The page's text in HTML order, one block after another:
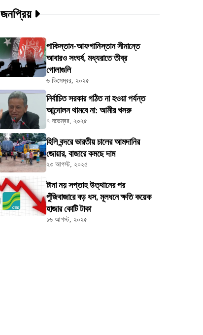
জনপ্রিয়
পাকিস্তান-আফগানিস্তান সীমান্তে
আবারও সংঘর্ষ, মধ্যরাতে তীব্র
গোলাগুলি
৬ ডিসেম্বর, ২০২৫
নির্বাচিত সরকার গঠিত না হওয়া পর্যন্ত
আন্দোলন থামবে না: আমীর খসরু
৭ নভেম্বর, ২০২৫
হিলি বন্দরে ভারতীয় চালের আমদানির
জোয়ার, বাজারে কমছে দাম
২৩ আগস্ট, ২০২৫
টানা নয় সপ্তাহ উত্থানের পর
পুঁজিবাজারে বড় ধস, মূলধনে ক্ষতি কয়েক
হাজার কোটি টাকা
১৬ আগস্ট, ২০২৫